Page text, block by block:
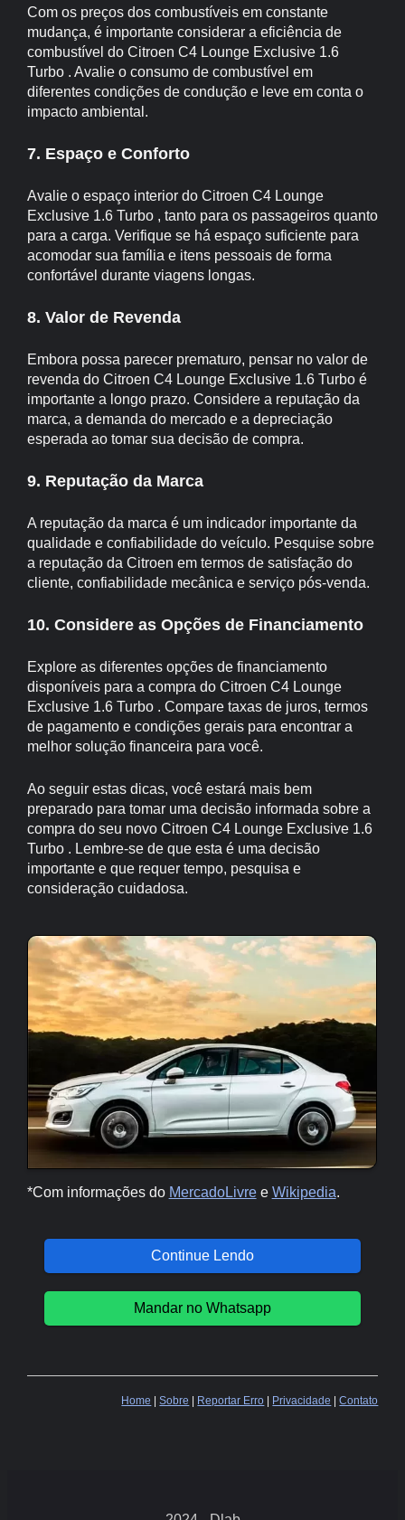
Com os preços dos combustíveis em constante
mudança, é importante considerar a eficiência de
combustível do Citroen C4 Lounge Exclusive 1.6
Turbo . Avalie o consumo de combustível em
diferentes condições de condução e leve em conta o
impacto ambiental.
7. Espaço e Conforto
Avalie o espaço interior do Citroen C4 Lounge
Exclusive 1.6 Turbo , tanto para os passageiros quanto
para a carga. Verifique se há espaço suficiente para
acomodar sua família e itens pessoais de forma
confortável durante viagens longas.
8. Valor de Revenda
Embora possa parecer prematuro, pensar no valor de
revenda do Citroen C4 Lounge Exclusive 1.6 Turbo é
importante a longo prazo. Considere a reputação da
marca, a demanda do mercado e a depreciação
esperada ao tomar sua decisão de compra.
9. Reputação da Marca
A reputação da marca é um indicador importante da
qualidade e confiabilidade do veículo. Pesquise sobre
a reputação da Citroen em termos de satisfação do
cliente, confiabilidade mecânica e serviço pós-venda.
10. Considere as Opções de Financiamento
Explore as diferentes opções de financiamento
disponíveis para a compra do Citroen C4 Lounge
Exclusive 1.6 Turbo . Compare taxas de juros, termos
de pagamento e condições gerais para encontrar a
melhor solução financeira para você.
Ao seguir estas dicas, você estará mais bem
preparado para tomar uma decisão informada sobre a
compra do seu novo Citroen C4 Lounge Exclusive 1.6
Turbo . Lembre-se de que esta é uma decisão
importante e que requer tempo, pesquisa e
consideração cuidadosa.
*Com informações do MercadoLivree Wikipedia.
Continue Lendo
Mandar no Whatsapp
Home |Sobre | Reportar Erro | Privacidade |Contato